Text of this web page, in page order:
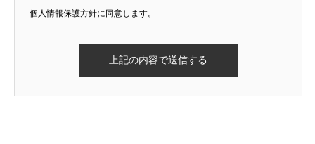
個人情報保護方針に同意します。